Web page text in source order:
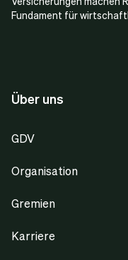
Fundament für
Über uns
GDV
Organisation
Gremien
Karriere